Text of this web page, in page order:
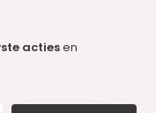
actiesen